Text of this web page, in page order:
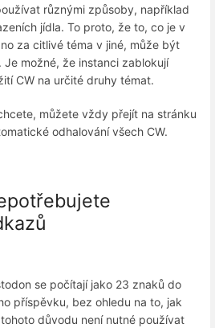
různými způsoby, například
jídla. To proto, že to, co je v
za citlivé téma v jiné, může být
Je možné, že instanci zablokují
CW na určité druhy témat.
můžete vždy přejít na stránku
odhalování všech CW.
se počítají jako 23 znaků do
příspěvku, bez ohledu na to, jak
důvodu není nutné používat